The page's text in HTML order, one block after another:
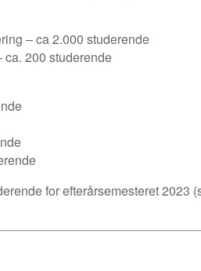
– ca 2.000 studerende
200 studerende
for efterårsemesteret 2023